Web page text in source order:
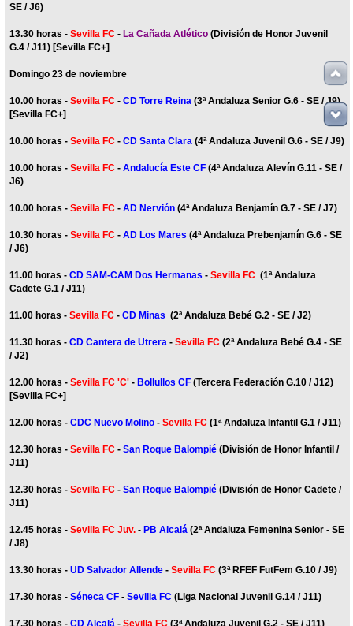
SE / J6)
13.30 horas -Sevilla FC - La Cañada Atlético (División de Honor Juvenil
G.4 / J11) [Sevilla FC+]
Domingo 23 de noviembre
10.00 horas -Sevilla FC-CD Torre Reina(3ª Andaluza Senior G.6 - SE / J9)
[Sevilla FC+]
10.00 horas -Sevilla FC -CD Santa Clara (4ª Andaluza Juvenil G.6 - SE / J9)
10.00 horas -Sevilla FC -Andalucía Este CF(4ª Andaluza Alevín G.11 - SE /
J6)
10.00 horas -Sevilla FC -AD Nervión (4ª Andaluza Benjamín G.7 - SE / J7)
10.30 horas -Sevilla FC- AD Los Mares(4ª Andaluza Prebenjamín G.6 - SE
/ J6)
11.00 horas - CD SAM-CAM Dos Hermanas -Sevilla FC (1ª Andaluza
Cadete G.1 / J11)
11.00 horas - Sevilla FC-CD Minas(2ª Andaluza Bebé G.2 - SE / J2)
11.30 horas -CD Cantera de Utrera - Sevilla FC (2ª Andaluza Bebé G.4 - SE
/ J2)
12.00 horas -Sevilla FC 'C' - Bollullos CF (Tercera Federación G.10 / J12)
[Sevilla FC+]
12.00 horas - CDC Nuevo Molino - Sevilla FC (1ª Andaluza Infantil G.1 / J11)
12.30 horas - Sevilla FC -San Roque Balompié(División de Honor Infantil /
J11)
12.30 horas -Sevilla FC -San Roque Balompié (División de Honor Cadete /
J11)
12.45 horas -Sevilla FC Juv.-PB Alcalá(2ª Andaluza Femenina Senior - SE
/ J8)
13.30 horas - UD Salvador Allende - Sevilla FC (3ª RFEF FutFem G.10 / J9)
17.30 horas - Séneca CF -Sevilla FC (Liga Nacional Juvenil G.14 / J11)
17.30 horas -CD Alcalá-Sevilla FC (3ª Andaluza Juvenil G.2 - SE / J11)